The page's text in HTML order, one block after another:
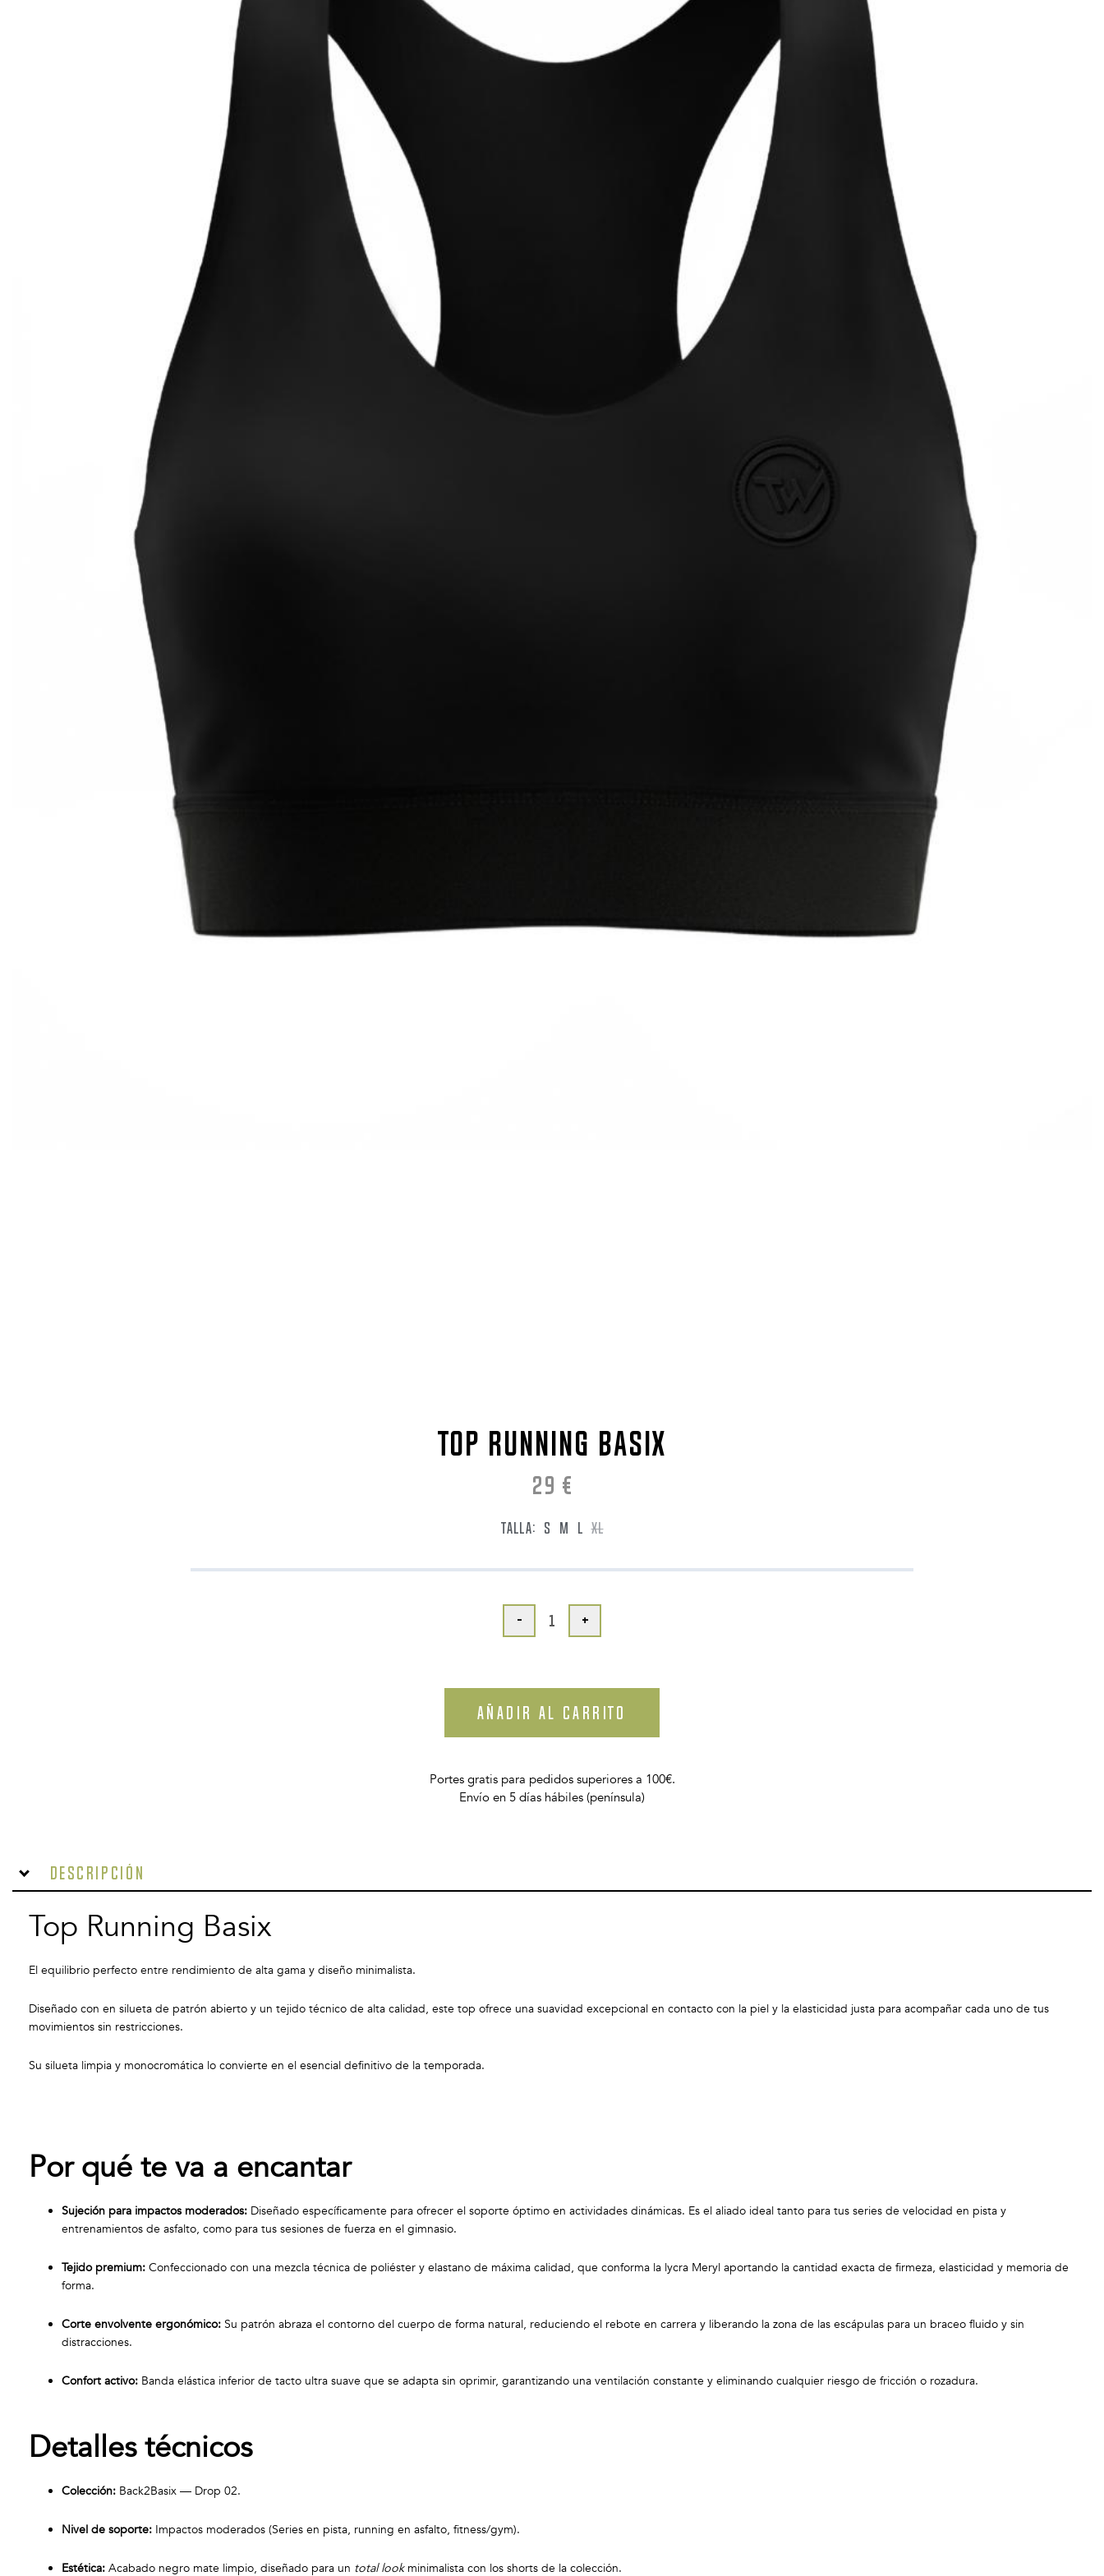
TOP RUNNING BASIX
29 €
TALLA: S M L XL
- +
AÑADIR AL CARRITO
Portes gratis para pedidos superiores a 100€.
Envío en 5 días hábiles (península)
Descripción
Top Running Basix
El equilibrio perfecto entre rendimiento de alta gama y diseño minimalista.
Diseñado con en silueta de patrón abierto y un tejido técnico de alta calidad, este top ofrece una suavidad excepcional en contacto con la piel y la elasticidad justa para acompañar cada uno de tus
movimientos sin restricciones.
Su silueta limpia y monocromática lo convierte en el esencial definitivo de la temporada.
Por qué te va a encantar
Sujeción para impactos moderados: Diseñado específicamente para ofrecer el soporte óptimo en actividades dinámicas. Es el aliado ideal tanto para tus series de velocidad en pista y
entrenamientos de asfalto, como para tus sesiones de fuerza en el gimnasio.
Tejido premium: Confeccionado con una mezcla técnica de poliéster y elastano de máxima calidad, que conforma la lycra Meryl aportando la cantidad exacta de firmeza, elasticidad y memoria de
forma.
Corte envolvente ergonómico: Su patrón abraza el contorno del cuerpo de forma natural, reduciendo el rebote en carrera y liberando la zona de las escápulas para un braceo fluido y sin
distracciones.
Confort activo: Banda elástica inferior de tacto ultra suave que se adapta sin oprimir, garantizando una ventilación constante y eliminando cualquier riesgo de fricción o rozadura.
Detalles técnicos
Colección: Back2Basix — Drop 02.
Nivel de soporte: Impactos moderados (Series en pista, running en asfalto, fitness/gym).
Estética: Acabado negro mate limpio, diseñado para un total lookminimalista con los shorts de la colección.